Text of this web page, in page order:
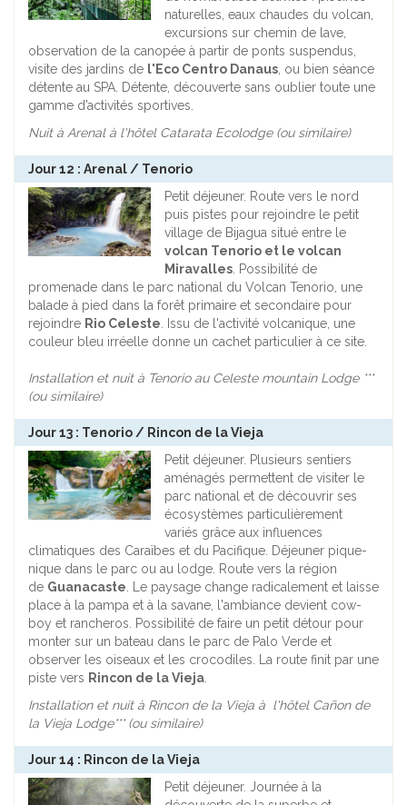
naturelles, eaux chaudes du volcan,
excursions sur chemin de lave,
observation de la canopée à partir de ponts suspendus,
visite des jardins de l'Eco Centro Danaus, ou bien séance
détente au SPA. Détente, découverte sans oublier toute une
gamme d’activités sportives.
Nuit à Arenal à l'hôtel Catarata Ecolodge (ou similaire)
Jour 12 : Arenal / Tenorio
Petit déjeuner. Route vers le nord
puis pistes pour rejoindre le petit
village de Bijagua situé entre le
volcan Tenorio et le volcan
Miravalles. Possibilité de
promenade dans le parc national du Volcan Tenorio, une
balade à pied dans la forêt primaire et secondaire pour
rejoindre Rio Celeste. Issu de l'activité volcanique, une
couleur bleu irréelle donne un cachet particulier à ce site.
Installation et nuit à Tenorio au Celeste mountain Lodge ***
(ou similaire)
Jour 13 : Tenorio / Rincon de la Vieja
Petit déjeuner. Plusieurs sentiers
aménagés permettent de visiter le
parc national et de découvrir ses
écosystèmes particulièrement
variés grâce aux influences
climatiques des Caraïbes et du Pacifique. Déjeuner pique-
nique dans le parc ou au lodge. Route vers la région
de Guanacaste. Le paysage change radicalement et laisse
place à la pampa et à la savane, l'ambiance devient cow-
boy et rancheros. Possibilité de faire un petit détour pour
monter sur un bateau dans le parc de Palo Verde et
observer les oiseaux et les crocodiles. La route finit par une
piste vers Rincon de la Vieja.
Installation et nuit à Rincon de la Vieja à l'hôtel Cañon de
la Vieja Lodge*** (ou similaire)
Jour 14 : Rincon de la Vieja
Petit déjeuner. Journée à la